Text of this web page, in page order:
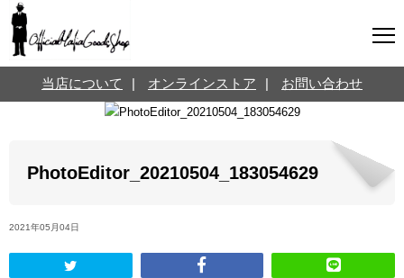
当店について オンラインストア お問い合わせ
PhotoEditor_20210504_183054629
2021年05月04日
オンラインストア
お問い合わせ